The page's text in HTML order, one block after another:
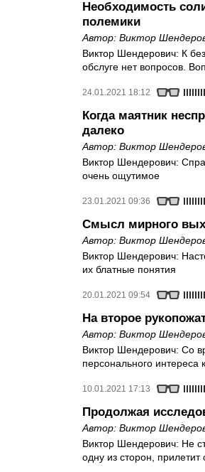
Необходимость
полемики
Автор: Виктор
Виктор Шендерович: К
обслуге нет вопросов.
24.01.2021 18:12
Когда маятник
далеко
Автор: Виктор
Виктор Шендерович:
очень ощутимое
23.01.2021 09:36
Смысл мирного
Автор: Виктор
Виктор Шендерович:
их блатные понятия
20.01.2021 09:54
На второе
Автор: Виктор
Виктор Шендерович: Со
персонального интереса
10.01.2021 17:13
Продолжая
Автор: Виктор
Виктор Шендерович: Не
одну из сторон, прилетит